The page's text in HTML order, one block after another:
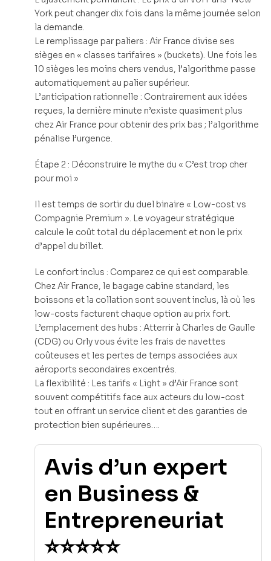
York peut changer dix fois dans la même journée selon
la demande.
Le remplissage par paliers : Air France divise ses
sièges en « classes tarifaires » (buckets). Une fois les
10 sièges les moins chers vendus, l’algorithme passe
automatiquement au palier supérieur.
L’anticipation rationnelle : Contrairement aux idées
reçues, la dernière minute n’existe quasiment plus
chez Air France pour obtenir des prix bas ; l’algorithme
pénalise l’urgence.
Étape 2 : Déconstruire le mythe du « C’est trop cher
pour moi »
Il est temps de sortir du duel binaire « Low-cost vs
Compagnie Premium ». Le voyageur stratégique
calcule le coût total du déplacement et non le prix
d’appel du billet.
Le confort inclus : Comparez ce qui est comparable.
Chez Air France, le bagage cabine standard, les
boissons et la collation sont souvent inclus, là où les
low-costs facturent chaque option au prix fort.
L’emplacement des hubs : Atterrir à Charles de Gaulle
(CDG) ou Orly vous évite les frais de navettes
coûteuses et les pertes de temps associées aux
aéroports secondaires excentrés.
La flexibilité : Les tarifs « Light » d’Air France sont
souvent compétitifs face aux acteurs du low-cost
tout en offrant un service client et des garanties de
protection bien supérieures….
Avis d’un expert
en Business &
Entrepreneuriat
⭐⭐⭐⭐⭐